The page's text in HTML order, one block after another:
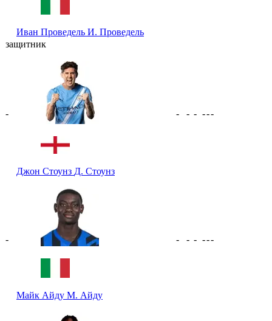
Иван Проведель И. Проведель
защитник
-
Джон Стоунз Д. Стоунз
- - - ---
-
Майк Айду М. Айду
- - - ---